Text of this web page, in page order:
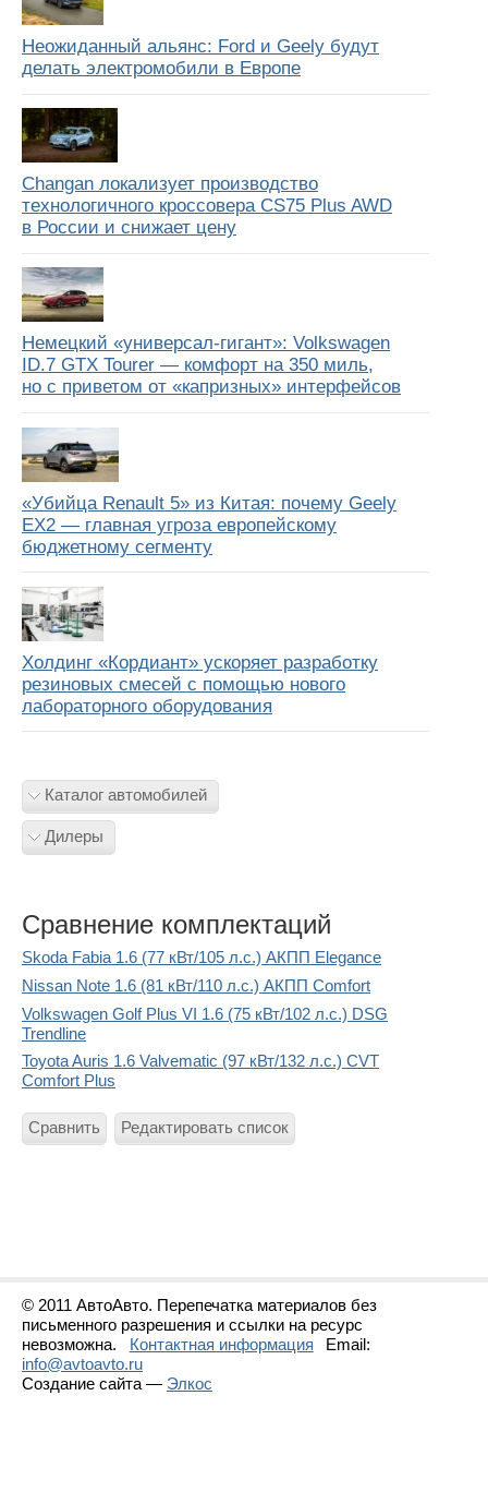
Неожиданный альянс: Ford и Geely будут
делать электромобили в Европе
Changan локализует производство
технологичного кроссовера CS75 Plus AWD
в России и снижает цену
Немецкий «универсал-гигант»: Volkswagen
ID.7 GTX Tourer — комфорт на 350 миль,
но с приветом от «капризных» интерфейсов
«Убийца Renault 5» из Китая: почему Geely
EX2 — главная угроза европейскому
бюджетному сегменту
Холдинг «Кордиант» ускоряет разработку
резиновых смесей с помощью нового
лабораторного оборудования
Каталог автомобилей
Дилеры
Сравнение комплектаций
Skoda Fabia 1.6 (77 кВт/105 л.с.) АКПП Elegance
Nissan Note 1.6 (81 кВт/110 л.с.) АКПП Comfort
Volkswagen Golf Plus VI 1.6 (75 кВт/102 л.с.) DSG
Trendline
Toyota Auris 1.6 Valvematic (97 кВт/132 л.с.) CVT
Comfort Plus
Сравнить Редактировать список
© 2011 АвтоАвто. Перепечатка материалов без
письменного разрешения и ссылки на ресурс
невозможна.
Контактная информация
Email:
info@avtoavto.ru
Создание сайта — Элкос